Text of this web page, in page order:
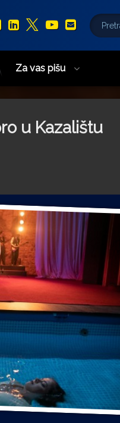
Facebook
LinkedIn
X.com
YouTube
E-mail
Pretraži:
Za vas pišu
u Kazalištu